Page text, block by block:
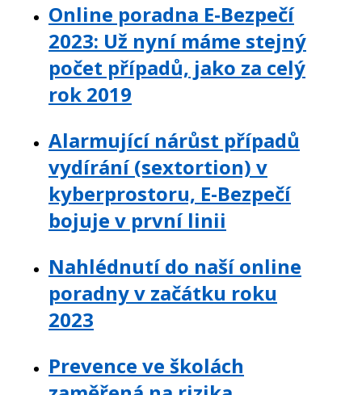
Online poradna E-Bezpečí
2023: Už nyní máme stejný
počet případů, jako za celý
rok 2019
Alarmující nárůst případů
vydírání (sextortion) v
kyberprostoru, E-Bezpečí
bojuje v první linii
Nahlédnutí do naší online
poradny v začátku roku
2023
Prevence ve školách